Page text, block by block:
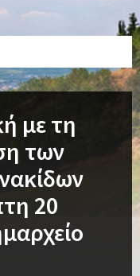
με τη
των
20